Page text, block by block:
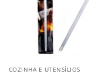
COZINHA E UTENSÍLIOS